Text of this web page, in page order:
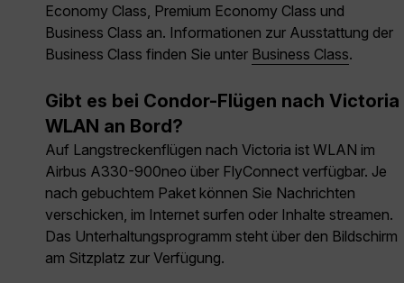
Economy Class, Premium Economy Class und
Business Class an. Informationen zur Ausstattung der
Business Class finden Sie unter Business Class.
Gibt es bei Condor-Flügen nach Victoria
WLAN an Bord?
Auf Langstreckenflügen nach Victoria ist WLAN im
Airbus A330-900neo über FlyConnect verfügbar. Je
nach gebuchtem Paket können Sie Nachrichten
verschicken, im Internet surfen oder Inhalte streamen.
Das Unterhaltungsprogramm steht über den Bildschirm
am Sitzplatz zur Verfügung.